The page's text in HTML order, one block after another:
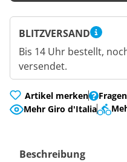
BLITZVERSAND
Bis 14 Uhr bestellt,
versendet.
Artikel merken
Mehr Giro d'Italia
Beschreibung